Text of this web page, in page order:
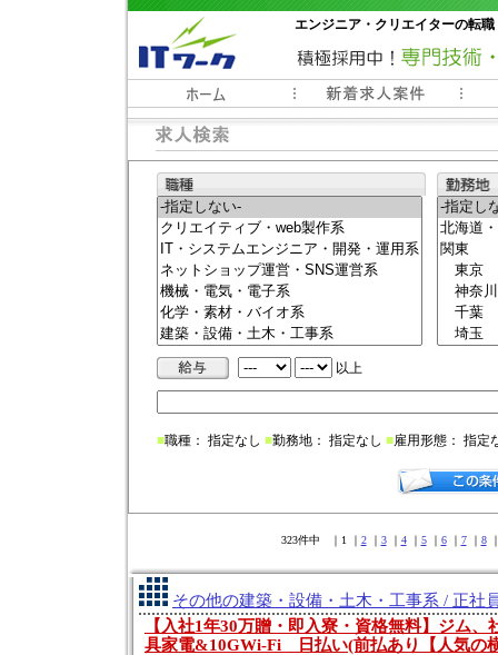
エンジニア・クリエイターの転
常時3000件以上の求人情報掲載中
以上
■職種： 指定なし ■勤務地： 指定なし ■雇用形態： 指定
323件中 ｜1 ｜ 2｜ 3｜ 4｜ 5｜ 6｜ 7｜ 8
その他の建築・設備・土木・工事系 / 正社
【入社1年30万贈・即入寮・資格無料】ジム、
具家電&10GWi-Fi 日払い(前払あり【人気の